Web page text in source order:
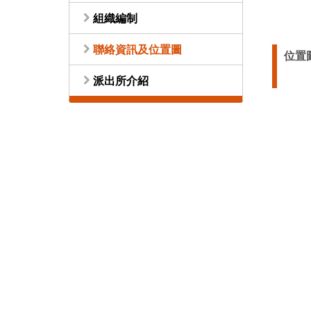
組織編制
聯絡資訊及位置圖
派出所介紹
位置